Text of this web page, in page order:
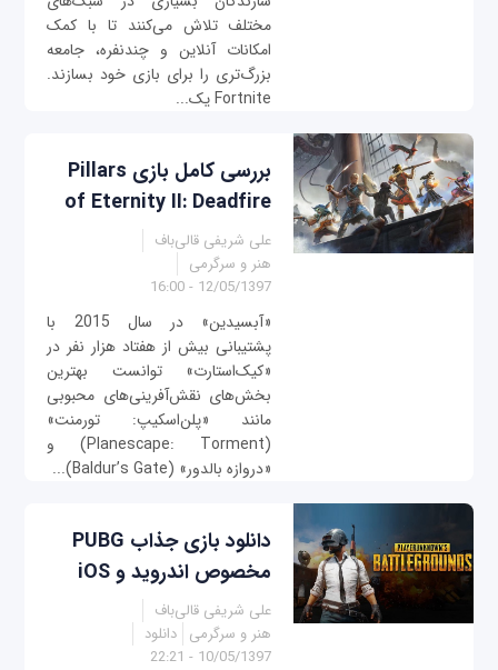
مختلف تلاش می‌کنند تا با کمک
امکانات آنلاین و چندنفره، جامعه
بزرگ‌تری را برای بازی خود بسازند.
Fortnite یک...
بررسی کامل بازی Pillars
of Eternity II: Deadfire
علی شریفی قالی‌باف
هنر و سرگرمی
12/05/1397 - 16:00
«آبسیدین» در سال 2015 با
پشتیبانی بیش از هفتاد هزار نفر در
«کیک‌‌استارت» توانست بهترین
بخش‌های نقش‌آفرینی‌های محبوبی
مانند «پلن‌اسکیپ: تورمنت»
(Planescape: Torment) و
«دروازه بالدور» (Baldur’s Gate)...
دانلود بازی جذاب PUBG
مخصوص اندروید و iOS
علی شریفی قالی‌باف
هنر و سرگرمی دانلود
10/05/1397 - 22:21